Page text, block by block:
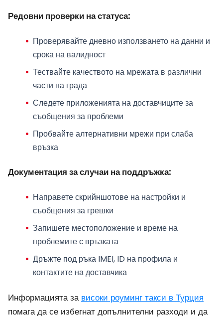
Редовни проверки на статуса:
Проверявайте дневно използването на данни и
срока на валидност
Тествайте качеството на мрежата в различни
части на града
Следете приложенията на доставчиците за
съобщения за проблеми
Пробвайте алтернативни мрежи при слаба
връзка
Документация за случаи на поддръжка:
Направете скрийншотове на настройки и
съобщения за грешки
Запишете местоположение и време на
проблемите с връзката
Дръжте под ръка IMEI, ID на профила и
контактите на доставчика
Информацията за високи роуминг такси в Турция
помага да се избегнат допълнителни разходи и да